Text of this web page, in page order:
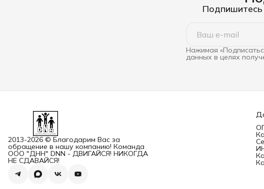
Подпишитесь
Нажимая
данных в целях
2013-2026 © Благодарим Вас за
обращение в нашу компанию! Команда
ООО "ДНН" DNN - ДВИГАЙСЯ! НИКОГДА
НЕ СДАВАЙСЯ!